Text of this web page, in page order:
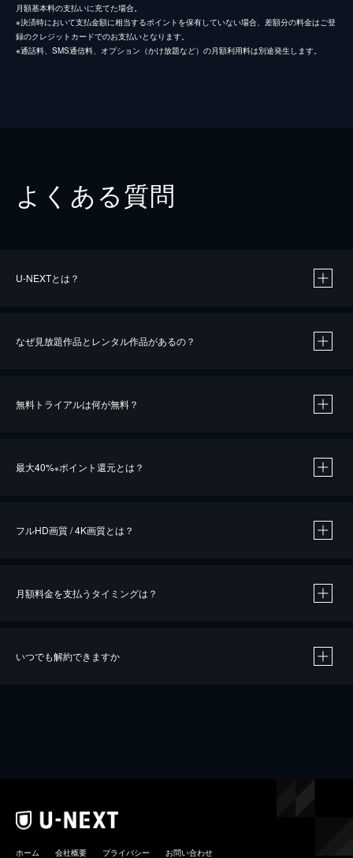
月額基本料の支払いに充てた場合。
※決済時において支払金額に相当するポイントを保有していない場合、差額分の料金はご登
録のクレジットカードでのお支払いとなります。
※通話料、SMS通信料、オプション（かけ放題など）の月額利用料は別途発生します。
よくある質問
U-NEXTとは？
なぜ見放題作品とレンタル作品があるの？
無料トライアルは何が無料？
最大40%※ポイント還元とは？
※40％ポイント還元の対象は、クレジットカード決済による作品の購入 / レンタルです。
iOSアプリのUコイン決済による作品の購入 / レンタルは、20％のポイント還元です。
フルHD画質 / 4K画質とは？
月額料金を支払うタイミングは？
いつでも解約できますか
ホーム 会社概要 プライバシー お問い合わせ